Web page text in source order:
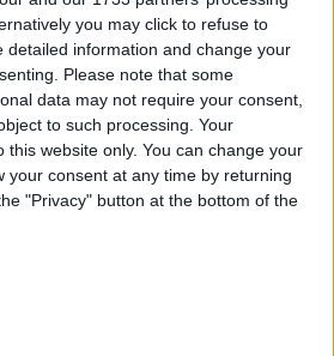
you may click to refuse to
detailed information and change your
Please note that some
data may not require your consent,
to such processing. Your
this website only. You can change your
your consent at any time by returning
"Privacy" button at the bottom of the
especial dedicació menjant i
florits.
sense bicicleta, els crits dels corbs
i per fi puc llegir i parlar en japonès
També he vist volcans i boscos
tradicionals i he meditat en un
simbolitza l’esperança, un